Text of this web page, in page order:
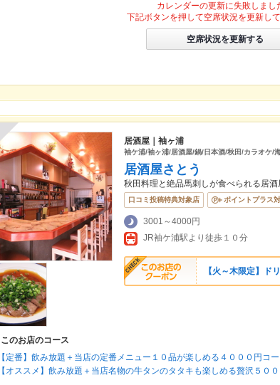
カレンダーの更新に失敗しまし
下記ボタンを押して空席状況を更新して
空席状況を更新する
居酒屋｜袖ヶ浦
袖ケ浦/袖ヶ浦/居酒屋/鍋/日本酒/秋田/カラオケ/
居酒屋さとう
秋田料理と絶品馬刺しが食べられる居酒
口コミ投稿特典対象店 ポイントプラス
3001～4000円
JR袖ケ浦駅より徒歩１０分
【火～木限定】ド
このお店のコース
【定番】飲み放題＋当店の定番メニュー１０品が楽しめる４０００円コー
【オススメ】飲み放題＋当店名物の牛タンのタタキも楽しめる贅沢５００